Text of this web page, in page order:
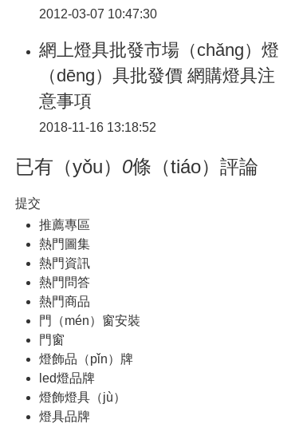
2012-03-07 10:47:30
網上燈具批發市場（chǎng）燈
（dēng）具批發價 網購燈具注
意事項
2018-11-16 13:18:52
已有（yǒu） 0條（tiáo）評論
提交
推薦專區
熱門圖集
熱門資訊
熱門問答
熱門商品
門（mén）窗安裝
門窗
燈飾品（pǐn）牌
led燈品牌
燈飾燈具（jù）
燈具品牌